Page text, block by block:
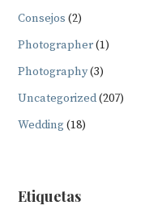
Consejos (2)
Photographer(1)
Photography(3)
Uncategorized(207)
Wedding (18)
Etiquetas